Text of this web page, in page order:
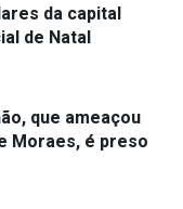
da capital
de Natal
que ameaçou
Moraes, é preso